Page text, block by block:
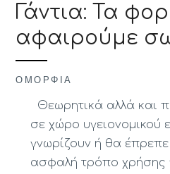
Γάντια: Τα
αφαιρούμε
ΟΜΟΡΦΙΆ
Θεωρητικά αλλά και
σε χώρο υγειονομικού
γνωρίζουν ή θα
ασφαλή τρόπο χρήσης